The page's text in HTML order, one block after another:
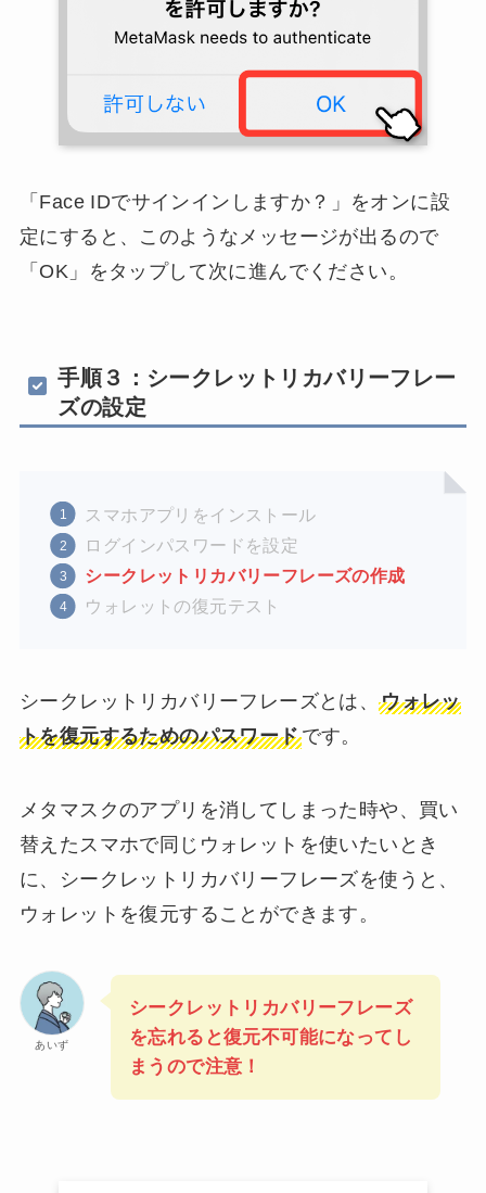
「Face IDでサインインしますか？」をオンに設
定にすると、このようなメッセージが出るので
「OK」をタップして次に進んでください。
手順３：シークレットリカバリーフレー
ズの設定
スマホアプリをインストール
ログインパスワードを設定
シークレットリカバリーフレーズの作成
ウォレットの復元テスト
シークレットリカバリーフレーズとは、ウォレッ
トを復元するためのパスワードです。
メタマスクのアプリを消してしまった時や、買い
替えたスマホで同じウォレットを使いたいとき
に、シークレットリカバリーフレーズを使うと、
ウォレットを復元することができます。
あいず
シークレットリカバリーフレーズ
を忘れると復元不可能になってし
まうので注意！